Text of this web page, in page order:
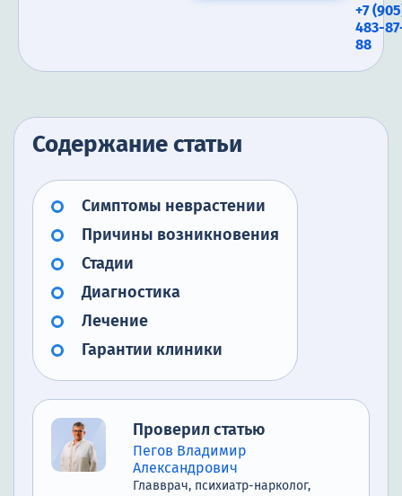
+7
483-
88
Содержание статьи
Симптомы неврастении
Причины возникновения
Стадии
Диагностика
Лечение
Гарантии клиники
Проверил статью
Пегов Владимир
Александрович
Главврач, психиатр-нарколог,